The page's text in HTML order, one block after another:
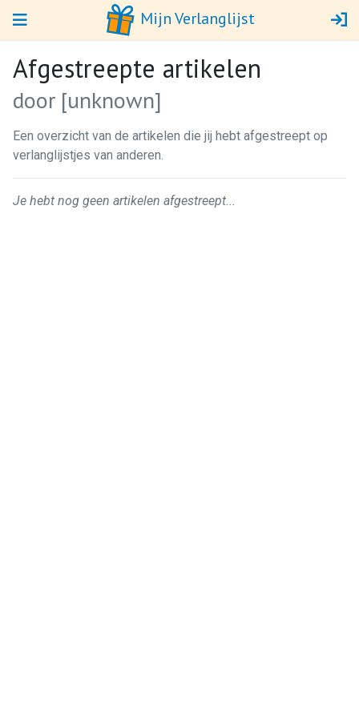
Afgestreepte artikelen
door [unknown]
Een overzicht van de artikelen die jij hebt afgestreept op
verlanglijstjes van anderen.
Je hebt nog geen artikelen afgestreept...
Mijn Verlanglijst